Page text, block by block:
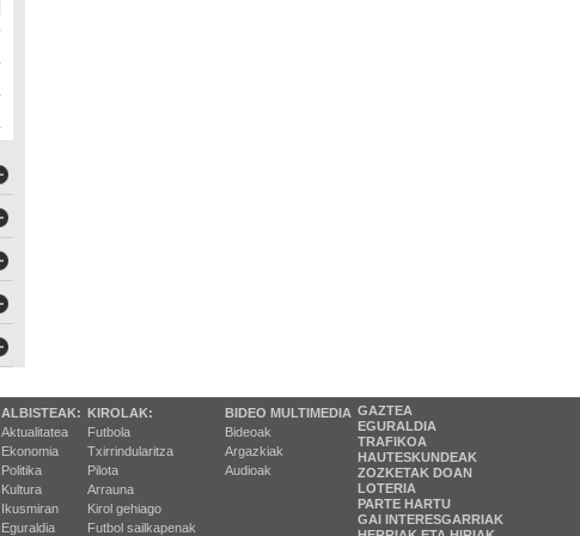
ALBISTEAK:
Aktualitatea
Ekonomia
Politika
Kultura
Ikusmiran
Eguraldia
KIROLAK:
Futbola
Txirrindularitza
Pilota
Arrauna
Kirol gehiago
Futbol sailkapenak
BIDEO MULTIMEDIA
Bideoak
Argazkiak
Audioak
GAZTEA
EGURALDIA
TRAFIKOA
HAUTESKUNDEAK
ZOZKETAK DOAN
LOTERIA
PARTE HARTU
GAI INTERESGARRIAK